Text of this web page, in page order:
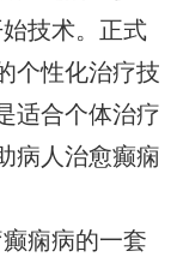
技术。正式
个性化治疗技
适合个体治疗
病人治愈癫痫
痫病的一套